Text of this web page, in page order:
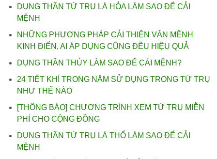
DỤNG THẦN TỨ TRỤ LÀ HỎA LÀM SAO ĐỂ CẢI
MỆNH
NHỮNG PHƯƠNG PHÁP CẢI THIỆN VẬN MỆNH
KINH ĐIỂN, AI ÁP DỤNG CŨNG ĐỀU HIỆU QUẢ
DỤNG THẦN THỦY LÀM SAO ĐỂ CẢI MỆNH?
24 TIẾT KHÍ TRONG NĂM SỬ DỤNG TRONG TỨ TRỤ
NHƯ THẾ NÀO
[THÔNG BÁO] CHƯƠNG TRÌNH XEM TỨ TRỤ MIỄN
PHÍ CHO CỘNG ĐỒNG
DỤNG THẦN TỨ TRỤ LÀ THỔ LÀM SAO ĐỂ CẢI
MỆNH